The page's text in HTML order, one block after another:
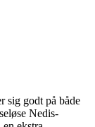
sig godt på både
Nedis-